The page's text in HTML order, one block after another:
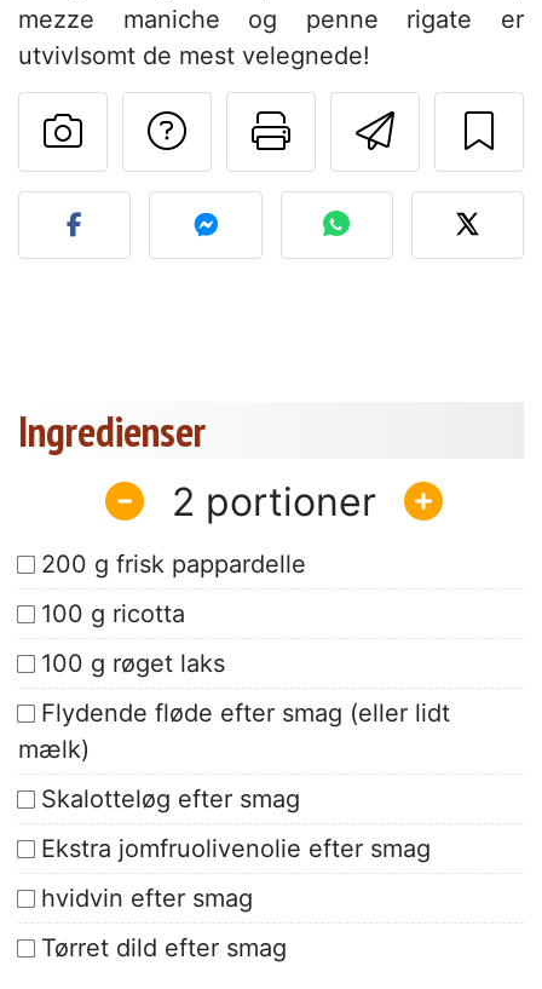
mezze maniche og penne rigate er
utvivlsomt de mest velegnede!
Send
Udskriv
Stil et spørgsmål
Send dit billede af denne
Ingredienser
2
200 g frisk pappardelle
100 g ricotta
100 g røget laks
Flydende fløde efter smag (eller lidt
mælk)
Skalotteløg efter smag
Ekstra jomfruolivenolie efter smag
hvidvin efter smag
Tørret dild efter smag